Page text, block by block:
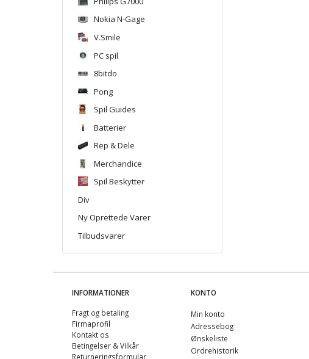
Nokia N-Gage
V.Smile
PC spil
8bitdo
Pong
Spil Guides
Batterier
Rep & Dele
Merchandice
Spil Beskytter
Div
Ny Oprettede Varer
Tilbudsvarer
INFORMATIONER
Fragt og betaling
Firmaprofil
Kontakt os
Betingelser & Vilkår
Returneringsformular
KONTO
Min konto
Adressebog
Ønskeliste
Ordrehistorik